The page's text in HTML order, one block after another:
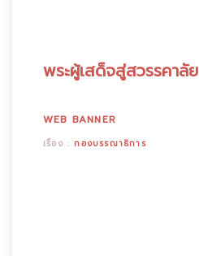
พระผู้เสด็จสู่สวรรคาลัย
WEB BANNER
เรื่อง :กองบรรณาธิการ